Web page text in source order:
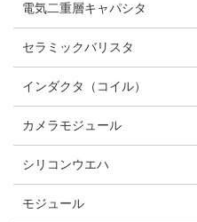
電気二重層キャパシタ
セラミックバリスタ
インダクタ（コイル）
カメラモジュール
シリコンウエハ
モジュール